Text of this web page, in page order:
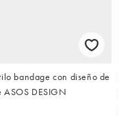
bandage con diseño de
ASOS DESIGN